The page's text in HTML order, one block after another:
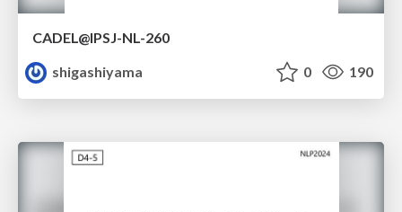
CADEL@IPSJ-NL-260
shigashiyama
0 190